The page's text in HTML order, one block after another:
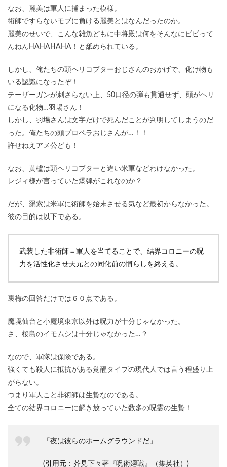
なお、麗美は軍人に捕まった模様。
術師ですらないモブに負ける麗美とはなんだったのか。
麗美のせいで、こんな雑魚どもに中将殿は何をそんなにビビって
んねんHAHAHAHA！と舐められている。
しかし、俺たちの頭ヘリコプターおじさんのおかげで、化け物も
いる認識になったぞ！
テーザーガンが刺さらない上、50口径の弾も貫通せず、頭がヘリ
になる化物…羽場さん！
しかし、羽場さんは文字だけで死んだことが判明してしまうのだ
った。俺たちの頭プロペラおじさんが…！！
許せねえアメ公ども！
なお、黄櫨は頭ヘリコプターと違い米軍などわけなかった。
レジィ様が言っていた爆弾がこれなのか？
だが、羂索は米軍に術師を始末させる気など最初からなかった。
彼の目的は以下である。
武装した非術師＝軍人を当てることで、結界コロニーの呪
力を活性化させ天元との同化前の慣らしを終える。
裏梅の回答だけでは６０点である。
魔境仙台と小魔境東京以外は呪力が十分じゃなかった。
さ、桜島のイモムシは十分じゃなかった…？
なので、軍隊は保険である。
強くても殺人に抵抗がある覚醒タイプの現代人では言う程盛り上
がらない。
つまり軍人こと非術師は生贄なのである。
全ての結界コロニーに解き放っていた数多の呪霊の生贄！
「夜は彼らのホームグラウンドだ」
(引用元：芥見下々著『呪術廻戦』（集英社）)